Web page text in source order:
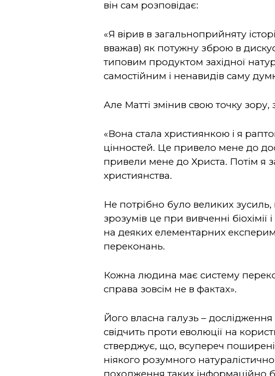
він сам розповідає:
«Я вірив в загальноприйняту
вважав) як потужну зброю в
типовим продуктом західної
самостійним і ненавидів саму
Але Матті змінив свою точку зору,
«Вона стала християнкою і я
цінностей. Це привело мене до
привели мене до Христа. Потім я
християнства.
Не потрібно було великих
зрозумів це при вивченні
на деяких елементарних
переконань.
Кожна людина має систему
справа зовсім не в фактах».
Його власна галузь –
свідчить проти еволюції на
стверджує, що, всупереч
ніякого розумного